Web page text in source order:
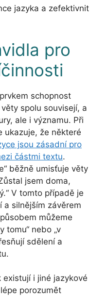
jazyka a zefektivnit
pro
schopnost
spolu souvisejí, a
ale i významu. Při
ukazuje, že některé
jsou zásadní pro
částmi textu.
běžně umisťuje věty
jsem doma,
V tomto případě je
a silnějším závěrem
můžeme
tomu“ nebo „v
sdělení a
existují i jiné jazykové
porozumět